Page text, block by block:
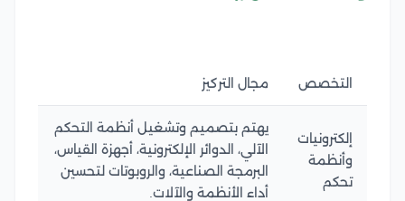
التخصص مجال التركيز
إلكترونيات
وأنظمة
تحكم
يهتم بتصميم وتشغيل أنظمة التحكم
الآلي، الدوائر الإلكترونية، أجهزة القياس،
البرمجة الصناعية، والروبوتات لتحسين
أداء الأنظمة والآلات.